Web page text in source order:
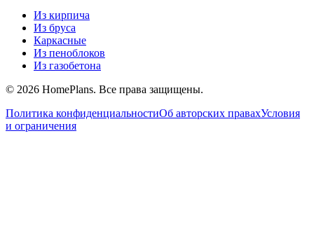
Из кирпича
Из бруса
Каркасные
Из пеноблоков
Из газобетона
© 2026 HomePlans. Все права защищены.
Политика конфиденциальностиОб авторских правахУсловия
и ограничения